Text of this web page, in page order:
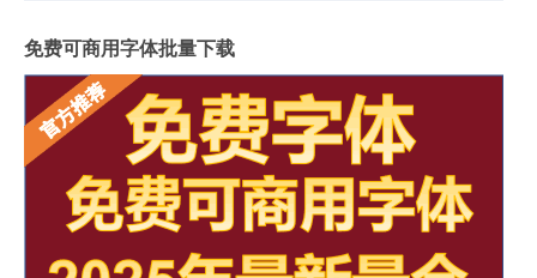
免费可商用字体批量下载